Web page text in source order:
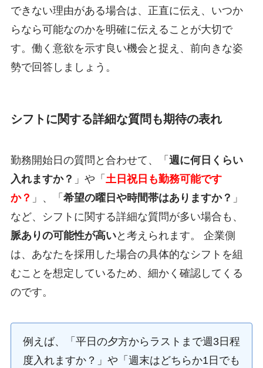
できない理由がある場合は、正直に伝え、いつか
らなら可能なのかを明確に伝えることが大切で
す。働く意欲を示す良い機会と捉え、前向きな姿
勢で回答しましょう。
シフトに関する詳細な質問も期待の表れ
勤務開始日の質問と合わせて、「 週に何日くらい
入れますか？ 」や「 土日祝日も勤務可能です
か？ 」、「 希望の曜日や時間帯はありますか？ 」
など、シフトに関する詳細な質問が多い場合も、
脈ありの可能性が高いと考えられます。 企業側
は、あなたを採用した場合の具体的なシフトを組
むことを想定しているため、細かく確認してくる
のです。
例えば、「平日の夕方からラストまで週3日程
度入れますか？」や「週末はどちらか1日でも